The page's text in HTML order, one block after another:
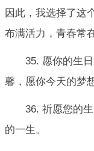
因此，我选择了这
布满活力，青春常在
35. 愿你的生
馨，愿你今天的梦
36. 祈愿您的
的一生。